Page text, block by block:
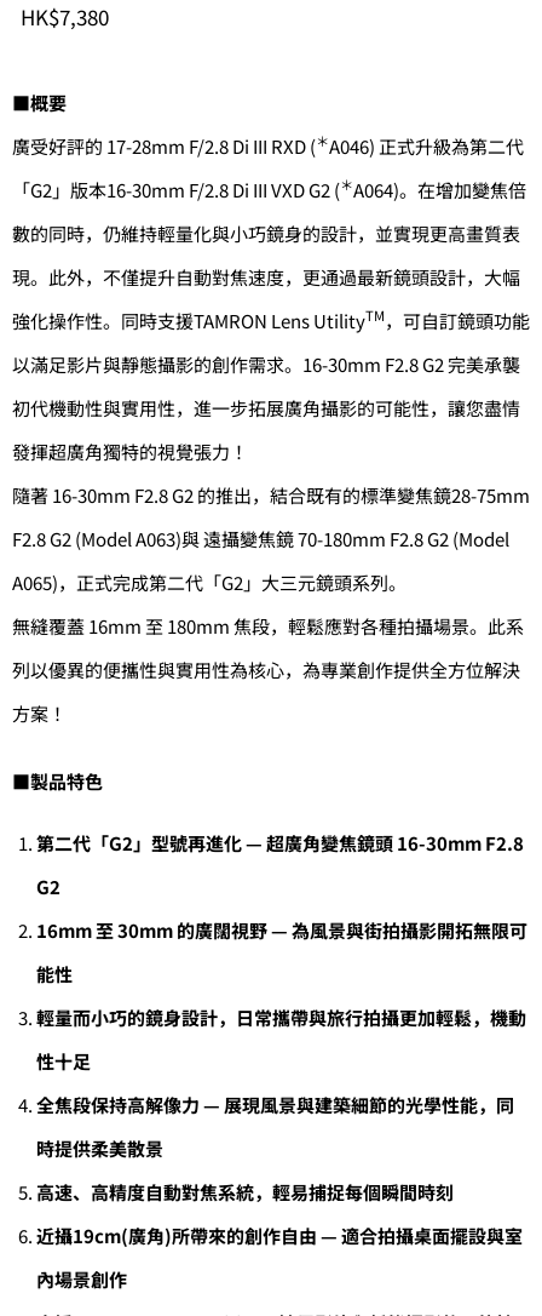
HK$7,380
■概要
廣受好評的 17-28mm F/2.8 Di III RXD (＊A046) 正式升級為第二代
「G2」版本16-30mm F/2.8 Di III VXD G2 (＊A064)。在增加變焦倍
數的同時，仍維持輕量化與小巧鏡身的設計，並實現更高畫質表
現。此外，不僅提升自動對焦速度，更通過最新鏡頭設計，大幅
強化操作性。同時支援TAMRON Lens UtilityTM，可自訂鏡頭功能
以滿足影片與靜態攝影的創作需求。16-30mm F2.8 G2 完美承襲
初代機動性與實用性，進一步拓展廣角攝影的可能性，讓您盡情
發揮超廣角獨特的視覺張力！
隨著 16-30mm F2.8 G2 的推出，結合既有的標準變焦鏡28-75mm
F2.8 G2 (Model A063)與 遠攝變焦鏡 70-180mm F2.8 G2 (Model
A065)，正式完成第二代「G2」大三元鏡頭系列。
無縫覆蓋 16mm 至 180mm 焦段，輕鬆應對各種拍攝場景。此系
列以優異的便攜性與實用性為核心，為專業創作提供全方位解決
方案！
■製品特色
第二代「G2」型號再進化 — 超廣角變焦鏡頭 16-30mm F2.8
G2
16mm至 30mm 的廣闊視野 — 為風景與街拍攝影開拓無限可
能性
輕量而小巧的鏡身設計，日常攜帶與旅行拍攝更加輕鬆，機動
性十足
全焦段保持高解像力 — 展現風景與建築細節的光學性能，同
時提供柔美散景
高速、高精度自動對焦系統，輕易捕捉每個瞬間時刻
近攝19cm(廣角)所帶來的創作自由 — 適合拍攝桌面擺設與室
內場景創作